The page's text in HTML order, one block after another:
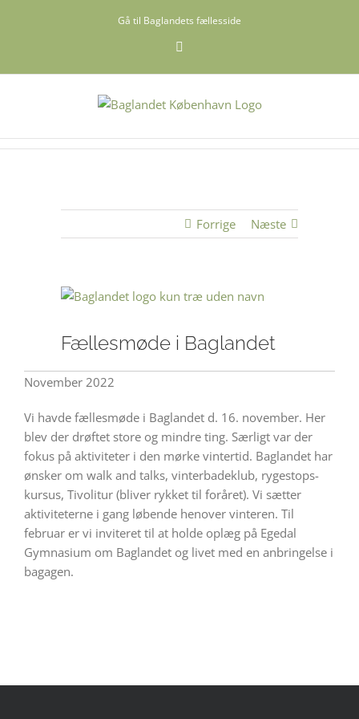
Gå til Baglandets fællesside
Forrige Næste
Se
billede
Fællesmøde i Baglandet
November 2022
Vi havde fællesmøde i Baglandet d. 16. november. Her
blev der drøftet store og mindre ting. Særligt var der
fokus på aktiviteter i den mørke vintertid. Baglandet har
ønsker om walk and talks, vinterbadeklub, rygestops-
kursus, Tivolitur (bliver rykket til foråret). Vi sætter
aktiviteterne i gang løbende henover vinteren. Til
februar er vi inviteret til at holde oplæg på Egedal
Gymnasium om Baglandet og livet med en anbringelse i
bagagen.